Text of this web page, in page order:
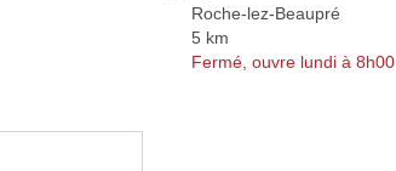
Roche-lez-Beaupré
5 km
Fermé, ouvre lundi à 8h00